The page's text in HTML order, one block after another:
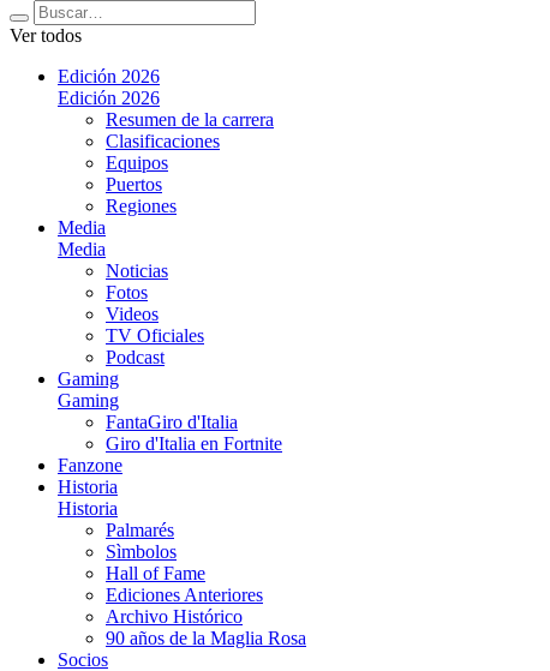
Ver todos
Edición 2026
Edición 2026
Resumen de la carrera
Clasificaciones
Equipos
Puertos
Regiones
Media
Media
Noticias
Fotos
Videos
TV Oficiales
Podcast
Gaming
Gaming
FantaGiro d'Italia
Giro d'Italia en Fortnite
Fanzone
Historia
Historia
Palmarés
Sìmbolos
Hall of Fame
Ediciones Anteriores
Archivo Histórico
90 años de la Maglia Rosa
Socios